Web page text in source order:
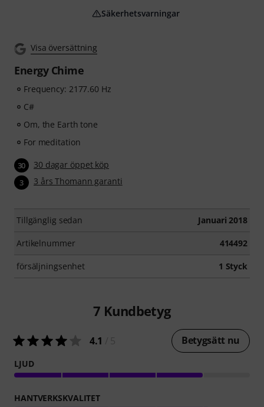
Visa översättning
Energy Chime
Frequency: 2177.60 Hz
C#
Om, the Earth tone
For meditation
30 30 dagar öppet köp
3 3 års Thomann garanti
Tillgänglig sedan Januari 2018
Artikelnummer 414492
försäljningsenhet 1 Styck
Säkerhetsvarningar
7 Kundbetyg
4.1 Betygsätt nu
LJUD
HANTVERKSKVALITET